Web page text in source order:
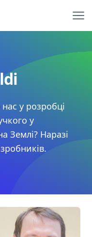
у розробці
у
Землі? Наразі